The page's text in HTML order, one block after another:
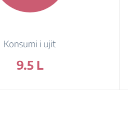
Konsumi i ujit
9.5 L